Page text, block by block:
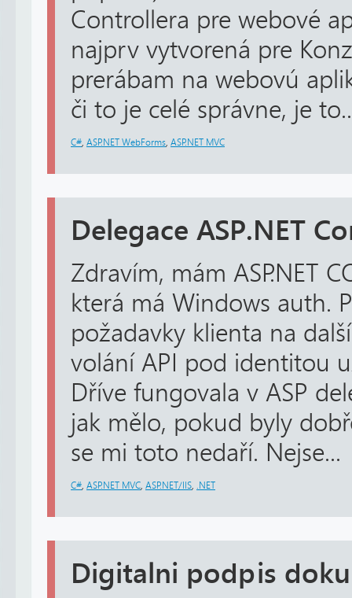
Controllera pre webové
najprv vytvorená pre
prerábam na webovú
či to je celé správne, je
C# ASP.NET WebForms ASP.NET MVC
Delegace ASP.NET
Zdravím, mám ASP.NET
která má Windows auth.
požadavky klienta na
volání API pod identitou
Dříve fungovala v ASP
jak mělo, pokud byly
se mi toto nedaří. Nejse...
C# ASP.NET MVC ASP.NET/IIS .NET
Digitalni podpis